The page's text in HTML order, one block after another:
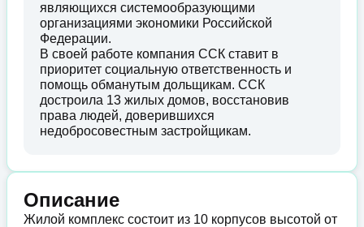
являющихся системообразующими
организациями экономики Российской
Федерации.
В своей работе компания ССК ставит в
приоритет социальную ответственность и
помощь обманутым дольщикам. ССК
достроила 13 жилых домов, восстановив
права людей, доверившихся
недобросовестным застройщикам.
Описание
Жилой комплекс состоит из 10 корпусов высотой от